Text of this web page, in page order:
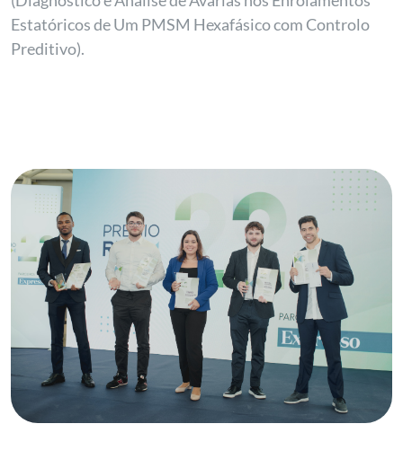
Estatóricos de Um PMSM Hexafásico com Controlo
Preditivo).